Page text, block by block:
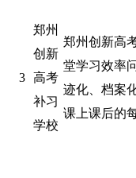
3
郑州
创新
高考
补习
学校
郑州创新高
堂学习效率
迹化、档案
课上课后的